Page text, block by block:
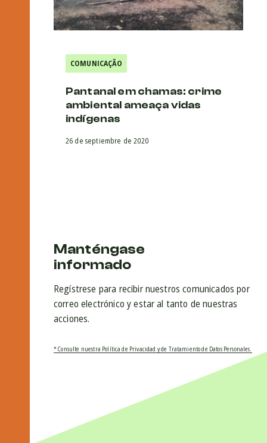
COMUNICAÇÃO
Pantanal em chamas: crime
ambiental ameaça vidas
indígenas
26 de septiembre de 2020
Manténgase
informado
Regístrese para recibir nuestros comunicados por
correo electrónico y estar al tanto de nuestras
acciones.
* Consulte nuestra Política de Privacidad y de Tratamiento de Datos Personales.